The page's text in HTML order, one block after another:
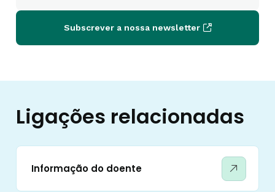
Subscrever a nossa newsletter
Ligações relacionadas
Informação do doente